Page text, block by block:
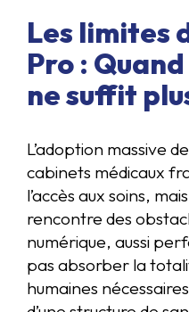
Les limites
Pro :
ne suffit
L’adoption massive de
cabinets médicaux
l’accès aux soins,
rencontre des
numérique, aussi
pas absorber la
humaines